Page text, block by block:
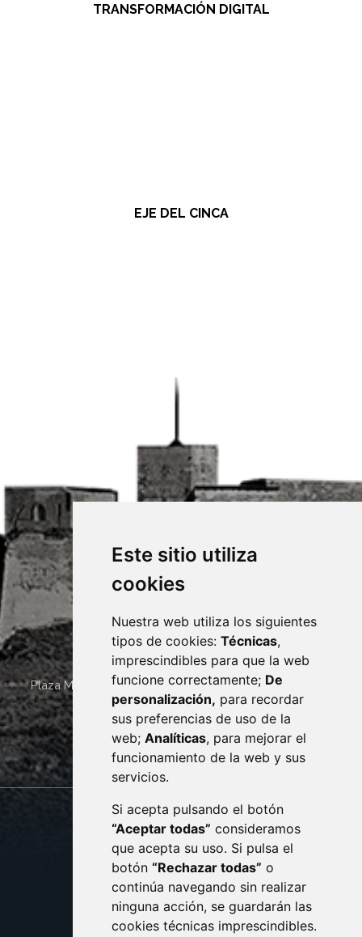
Este sitio utiliza
cookies
Nuestra web utiliza los siguientes
tipos de cookies: Técnicas,
imprescindibles para que la web
funcione correctamente; De
personalización, para recordar
sus preferencias de uso de la
web; Analíticas, para mejorar el
funcionamiento de la web y sus
servicios.
Si acepta pulsando el botón
“Aceptar todas” consideramos
que acepta su uso. Si pulsa el
botón “Rechazar todas” o
continúa navegando sin realizar
ninguna acción, se guardarán las
cookies técnicas imprescindibles.
TRANSFORMACIÓN DIGITAL
EJE DEL CINCA
Plaza Mayor 4 22400 MONZÓN - ARAGÓN (ESPAÑA)
· (34) 974 400 700 ·
sac@monzon.es
monzon.es
CONTACTO
AVISO LEGAL
PROTECCIÓN DE DATOS
POLÍTICA DE COOKIES
ACCESIBILIDAD
ENLACE EXTERNO AL